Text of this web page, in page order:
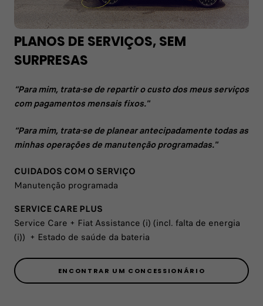
PLANOS DE SERVIÇOS, SEM
SURPRESAS
“Para mim, trata-se de repartir o custo dos meus serviços
com pagamentos mensais fixos."
“Para mim, trata-se de planear antecipadamente todas as
minhas operações de manutenção programadas."
CUIDADOS COM O SERVIÇO
Manutenção programada
SERVICE CARE PLUS
Service Care + Fiat Assistance (i) (incl. falta de energia
(i)) + Estado de saúde da bateria
ENCONTRAR UM CONCESSIONÁRIO